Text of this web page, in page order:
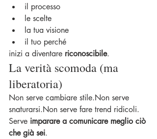
il processo
le scelte
la tua visione
il tuo perché
inizi a diventare riconoscibile.
La verità scomoda (ma
liberatoria)
Non serve cambiare stile.Non serve
snaturarsi.Non serve fare trend ridicoli.
Serve imparare a comunicare meglio ciò
che già sei.